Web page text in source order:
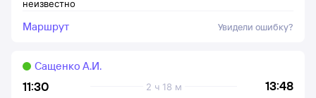
неизвестно
Маршрут Увидели ошибку?
11:30 13:48
2 ч 18 м
Сащенко А.И.